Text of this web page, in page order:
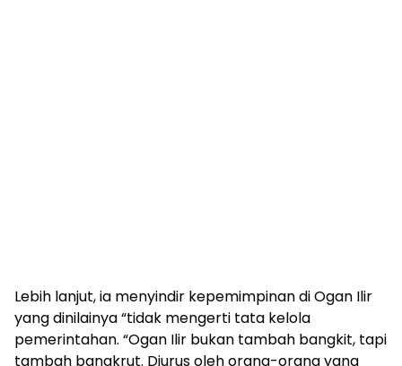
Lebih lanjut, ia menyindir kepemimpinan di Ogan Ilir
yang dinilainya “tidak mengerti tata kelola
pemerintahan. “Ogan Ilir bukan tambah bangkit, tapi
tambah bangkrut. Diurus oleh orang-orang yang